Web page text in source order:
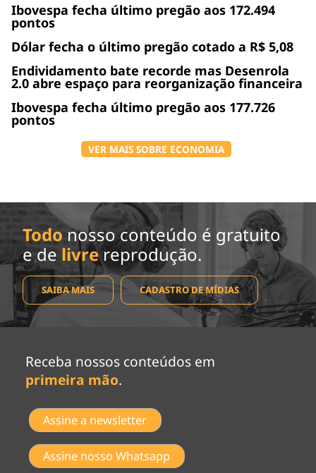
Ibovespa fecha último pregão aos 172.494
pontos
Dólar fecha o último pregão cotado a R$ 5,08
Endividamento bate recorde mas Desenrola
2.0 abre espaço para reorganização financeira
Ibovespa fecha último pregão aos 177.726
pontos
VER MAIS SOBRE ECONOMIA
Todo nosso conteúdo é gratuito
e de livrereprodução.
SAIBA MAIS CADASTRO DE MÍDIAS
Receba nossos conteúdos em
primeira mão.
Assine a newsletter
Assine nosso Whatsapp